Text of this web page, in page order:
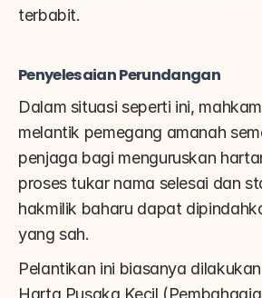
terbabit.
Penyelesaian Perundangan
Dalam situasi seperti ini,
melantik pemegang amanah
penjaga bagi menguruskan
proses tukar nama selesai dan
hakmilik baharu dapat
yang sah.
Pelantikan ini biasanya
Harta Pusaka Kecil